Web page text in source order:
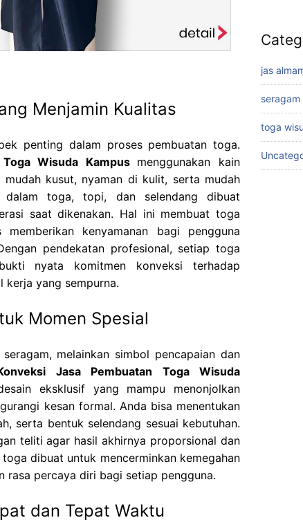
Menjamin Kualitas
penting dalam proses pembuatan toga.
Wisuda Kampus menggunakan kain
kusut, nyaman di kulit, serta mudah
dalam toga, topi, dan selendang dibuat
saat dikenakan. Hal ini membuat toga
kenyamanan bagi pengguna
pendekatan profesional, setiap toga
nyata komitmen konveksi terhadap
kerja yang sempurna.
Momen Spesial
melainkan simbol pencapaian dan
Jasa Pembuatan Toga Wisuda
eksklusif yang mampu menonjolkan
kesan formal. Anda bisa menentukan
serta bentuk selendang sesuai kebutuhan.
teliti agar hasil akhirnya proporsional dan
dibuat untuk mencerminkan kemegahan
rasa percaya diri bagi setiap pengguna.
dan Tepat Waktu
jas
seragam
toga